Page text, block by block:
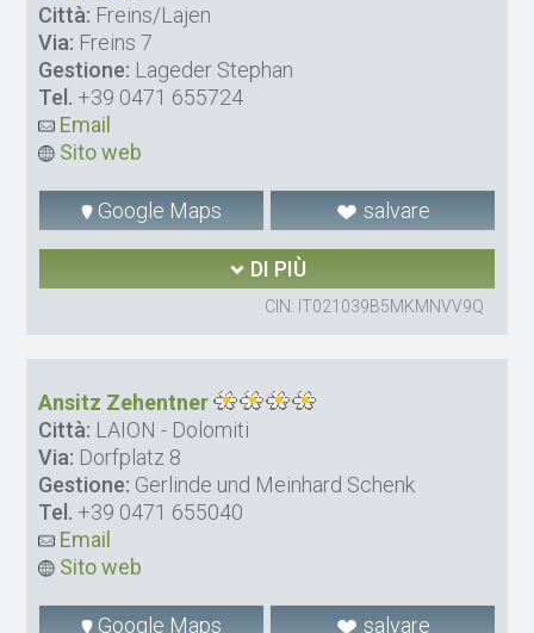
Città: Freins/Lajen
Via: Freins 7
Gestione: Lageder Stephan
Tel. +39 0471 655724
Email
Sito web
Google Maps salvare
DI PIÙ
CIN: IT021039B5MKMNVV9Q
Ansitz Zehentner
Città: LAION - Dolomiti
Via: Dorfplatz 8
Gestione: Gerlinde und Meinhard Schenk
Tel. +39 0471 655040
Email
Sito web
Google Maps salvare